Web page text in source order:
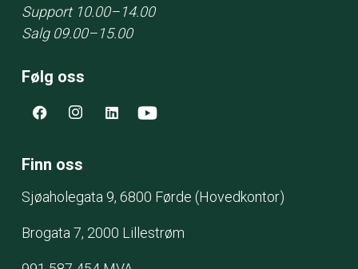
Support 10.00–14.00
Salg 09.00–15.00
Følg oss
Finn oss
Sjøaholegata 9, 6800 Førde (Hovedkontor)
Brogata 7, 2000 Lillestrøm